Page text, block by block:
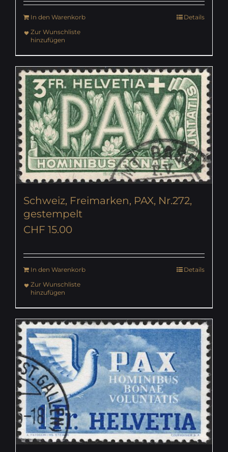
In den Warenkorb
Details
Zur Wunschliste
hinzufügen
Schweiz, Freimarken, PAX, Nr.272,
gestempelt
CHF 15.00
In den Warenkorb
Details
Zur Wunschliste
hinzufügen